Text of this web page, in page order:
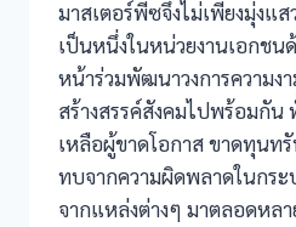
มาสเตอร์พีซจึงไม่เพียงมุ่งแส
เป็นหนึ่งในหน่วยงานเอกช
หน้าร่วมพัฒนาวงการความง
สร้างสรรค์สังคมไปพร้อมกัน
เหลือผู้ขาดโอกาส ขาดทุนท
ทบจากความผิดพลาดในกระ
จากแหล่งต่างๆ มาตลอดหล